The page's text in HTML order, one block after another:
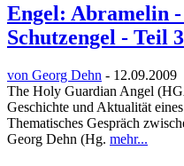
Engel: Abramelin
Schutzengel - Teil 3
von Georg Dehn - 12.09.2009
The Holy Guardian Angel
Geschichte und Aktualität
Thematisches Gespräch
Georg Dehn (Hg. mehr...